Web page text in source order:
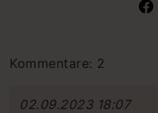
Kommentare: 2
02.09.2023 18:07